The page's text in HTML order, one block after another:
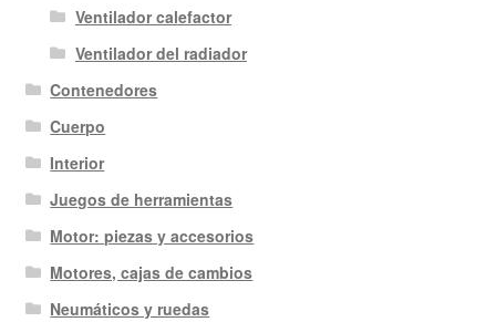
Ventilador calefactor
Ventilador del radiador
Contenedores
Cuerpo
Interior
Juegos de herramientas
Motor: piezas y accesorios
Motores, cajas de cambios
Neumáticos y ruedas